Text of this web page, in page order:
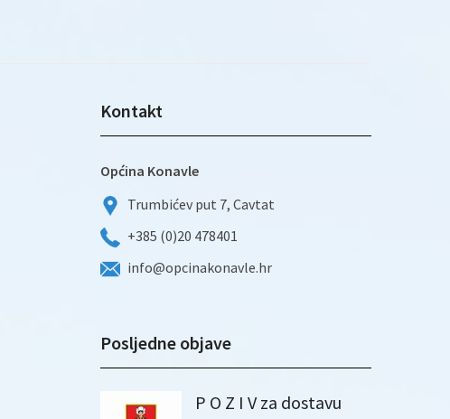
Kontakt
Općina Konavle
Trumbićev put 7, Cavtat
+385 (0)20 478401
info@opcinakonavle.hr
Posljedne objave
P O Z I V za dostavu